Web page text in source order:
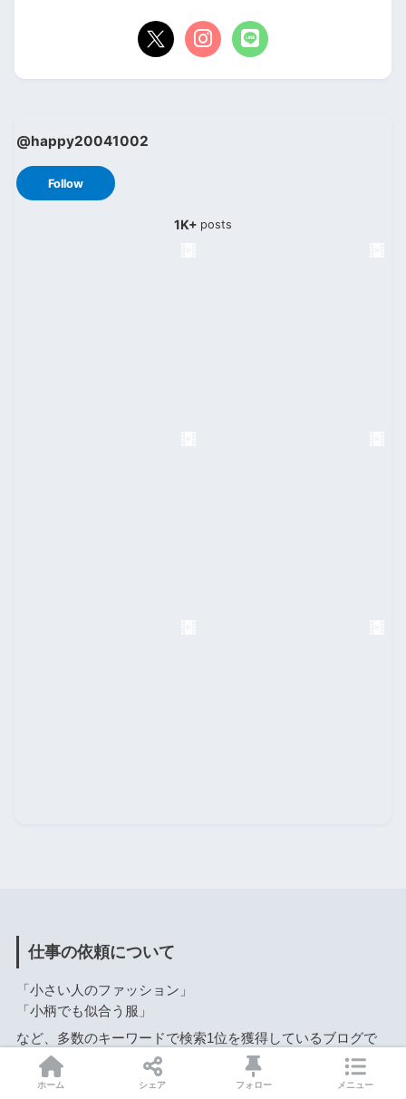
仕事の依頼について
「小さい人のファッション」
「小柄でも似合う服」
など、多数のキーワードで検索1位を獲得しているブログで
す。
小柄女性が楽しく読めるサイトを目指しています。
ホーム シェア フォロー メニュー